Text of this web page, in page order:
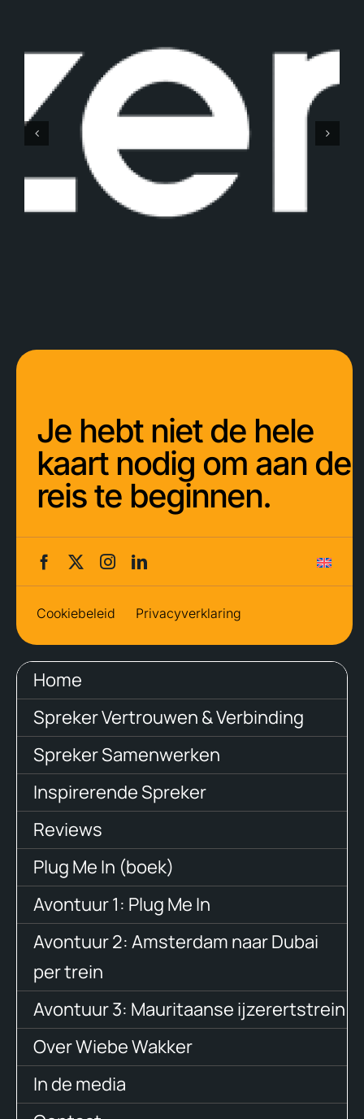
Gemaq
Je hebt niet de hele
kaart nodig om aan de
reis te beginnen.
Cookiebeleid Privacyverklaring
Home
Spreker Vertrouwen & Verbinding
Spreker Samenwerken
Inspirerende Spreker
Reviews
Plug Me In (boek)
Avontuur 1: Plug Me In
Avontuur 2: Amsterdam naar Dubai
per trein
Avontuur 3: Mauritaanse ijzerertstrein
Over Wiebe Wakker
In de media